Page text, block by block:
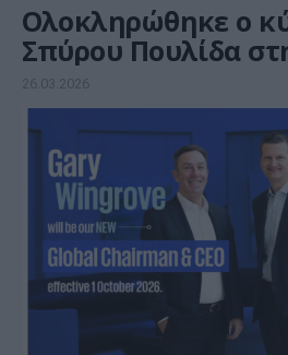
Oλοκληρώθηκε ο
Σπύρου Πουλίδα
26.03.2026